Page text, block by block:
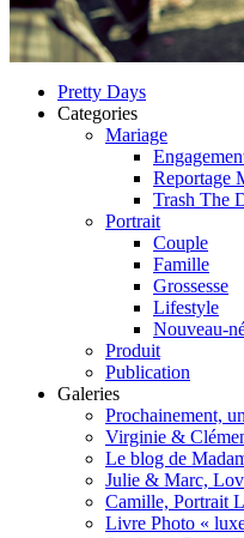
Pretty Days
Categories
Mariage
Reportage
Trash The
Portrait
Couple
Famille
Grossesse
Lifestyle
Nouveau-
Produit
Publication
Galeries
Prochainement,
Virginie &
Le blog de
Julie & Marc,
Camille, Portrait
Livre Photo «